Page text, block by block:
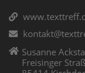
Susanne
Freisinger